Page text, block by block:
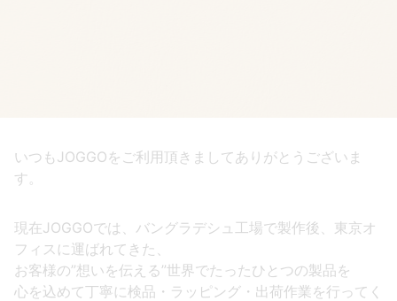
いつもJOGGOをご利用頂きましてありがとうございま
す。
現在JOGGOでは、バングラデシュ工場で製作後、東京オ
フィスに運ばれてきた、
お客様の”想いを伝える”世界でたったひとつの製品を
心を込めて丁寧に検品・ラッピング・出荷作業を行ってく